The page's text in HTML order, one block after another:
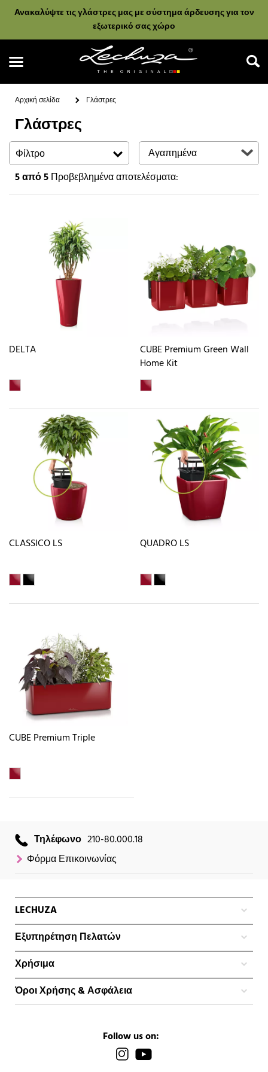
Ανακαλύψτε τις γλάστρες μας με σύστημα άρδευσης για τον
εξωτερικό σας χώρο
Αναζήτηση
Αρχική σελίδα Γλάστρες
Γλάστρες
Φίλτρο
5από 5Προβεβλημένα αποτελέσματα:
DELTA
CUBE Premium Green Wall
Home Kit
CLASSICO LS QUADRO LS
CUBE Premium Triple
Τηλέφωνο 210-80.000.18
Φόρμα Επικοινωνίας
LECHUZA
Εξυπηρέτηση Πελατών
Χρήσιμα
Όροι Χρήσης & Ασφάλεια
Follow us on: